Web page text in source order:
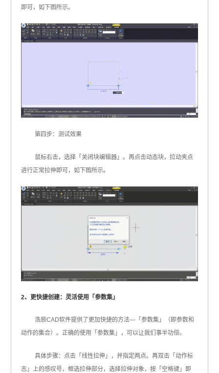
即可，如下图所示。
第四步：测试效果
鼠标右击，选择「关闭块编辑器」。再点击动态块，拉动夹点
进行正常拉伸即可，如下图所示。
2、更快捷创建：灵活使用「参数集」
浩辰CAD软件提供了更加快捷的方法—「参数集」（即参数和
动作的集合）。正确的使用「参数集」，可以让我们事半功倍。
具体步骤：点击「线性拉伸」，并指定两点。再双击「动作标
志」上的感叹号，框选拉伸部分，选择拉伸对象，按「空格键」即